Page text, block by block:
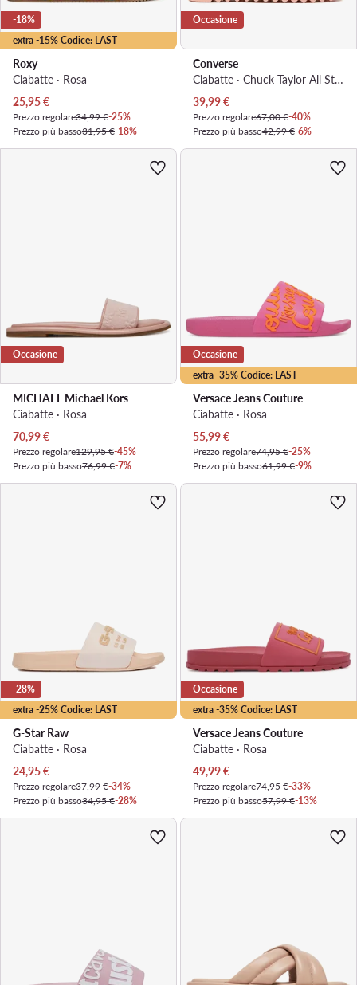
extra -15% Codice: LAST
-18%
Roxy
Ciabatte · Rosa
Prezzo attuale
25,95€
Prezzo regolare34,99 €-25%
Prezzo più basso31,95 €-18%
Occasione
Converse
Ciabatte · Chuck Taylor All Star Lounge Sandal Lite Cx A07582C · Rosa
Prezzo attuale
39,99€
Prezzo regolare67,00 €-40%
Prezzo più basso42,99 €-6%
Occasione
MICHAEL Michael Kors
Ciabatte · Rosa
Prezzo attuale
70,99€
Prezzo regolare129,95 €-45%
Prezzo più basso76,99 €-7%
extra -35% Codice: LAST
Occasione
Versace Jeans Couture
Ciabatte · Rosa
Prezzo attuale
55,99€
Prezzo regolare74,95 €-25%
Prezzo più basso61,99 €-9%
extra -25% Codice: LAST
-28%
G-Star Raw
Ciabatte · Rosa
Prezzo attuale
24,95€
Prezzo regolare37,99 €-34%
Prezzo più basso34,95 €-28%
extra -35% Codice: LAST
Occasione
Versace Jeans Couture
Ciabatte · Rosa
Prezzo attuale
49,99€
Prezzo regolare74,95 €-33%
Prezzo più basso57,99 €-13%